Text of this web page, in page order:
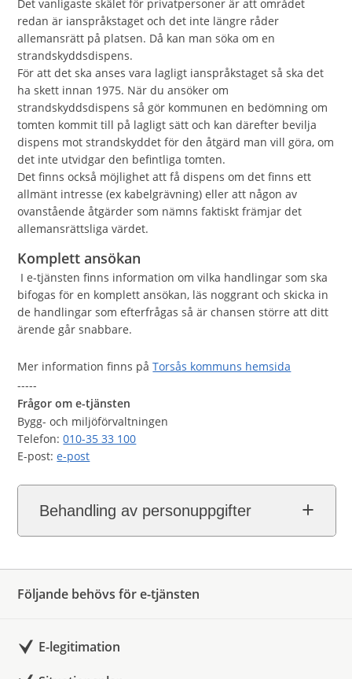
Det vanligaste skälet för privatpersoner är att området
redan är ianspråkstaget och det inte längre råder
allemansrätt på platsen. Då kan man söka om en
strandskyddsdispens.
För att det ska anses vara lagligt ianspråkstaget så ska det
ha skett innan 1975. När du ansöker om
strandskyddsdispens så gör kommunen en bedömning om
tomten kommit till på lagligt sätt och kan därefter bevilja
dispens mot strandskyddet för den åtgärd man vill göra, om
det inte utvidgar den befintliga tomten.
Det finns också möjlighet att få dispens om det finns ett
allmänt intresse (ex kabelgrävning) eller att någon av
ovanstående åtgärder som nämns faktiskt främjar det
allemansrättsliga värdet.
Komplett ansökan
I e-tjänsten finns information om vilka handlingar som ska
bifogas för en komplett ansökan, läs noggrant och skicka in
de handlingar som efterfrågas så är chansen större att ditt
ärende går snabbare.
Mer information finns påTorsås kommuns hemsida
-----
Frågor om e-tjänsten
Bygg- och miljöförvaltningen
Telefon:010-35 33 100
E-post:e-post
Behandling av personuppgifter
Följande behövs för e-tjänsten
E-legitimation